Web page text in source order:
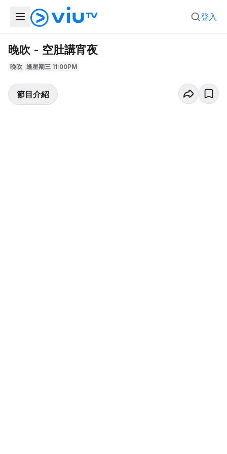
登入
晚吹 - 空肚講宵夜
晚吹 逢星期三 11:00PM
節目介紹